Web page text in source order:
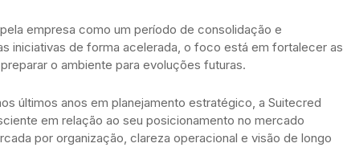
empresa como um período de consolidação e
iniciativas de forma acelerada, o foco está em fortalecer as
o ambiente para evoluções futuras.
últimos anos em planejamento estratégico, a Suitecred
em relação ao seu posicionamento no mercado
por organização, clareza operacional e visão de longo